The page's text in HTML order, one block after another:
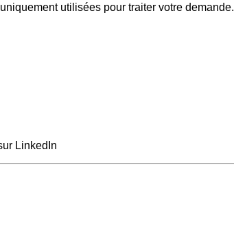
utilisées pour traiter votre demande.
LinkedIn